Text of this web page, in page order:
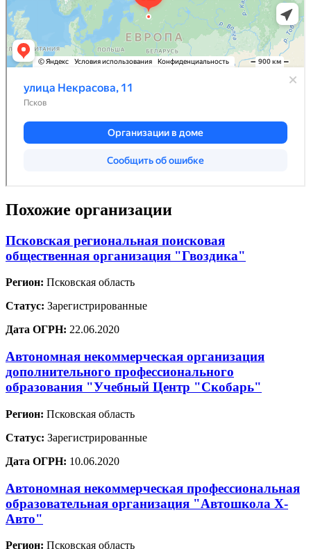
Похожие организации
Псковская региональная поисковая
общественная организация "Гвоздика"
Регион: Псковская область
Статус: Зарегистрированные
Дата ОГРН: 22.06.2020
Автономная некоммерческая организация
дополнительного профессионального
образования "Учебный Центр "Скобарь"
Регион: Псковская область
Статус: Зарегистрированные
Дата ОГРН: 10.06.2020
Автономная некоммерческая профессиональная
образовательная организация "Автошкола Х-
Авто"
Регион: Псковская область